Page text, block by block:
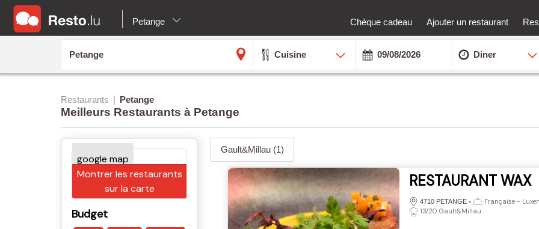
Petange Chèque cadeau Ajouter un restaurant
Cuisine Diner
Restaurants Petange
Meilleurs Restaurants à Petange
Montrer les restaurants
sur la carte
Budget
Gault&Millau (1)
RESTAURANT WAX
4710 PETANGE •
Française -
13/20 Gault&Millau